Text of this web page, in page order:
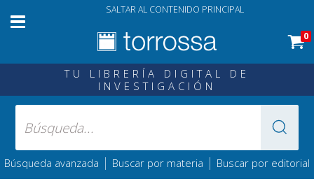
SALTAR AL CONTENIDO PRINCIPAL
0
TU LIBRERÍA DIGITAL DE
INVESTIGACIÓN
Búsqueda avanzada | Buscar por materia | Buscar por editorial